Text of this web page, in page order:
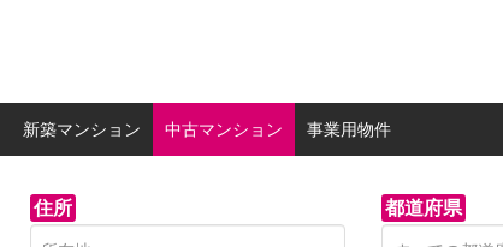
新築マンション 中古マンション 事業用物件
住所 都道府県